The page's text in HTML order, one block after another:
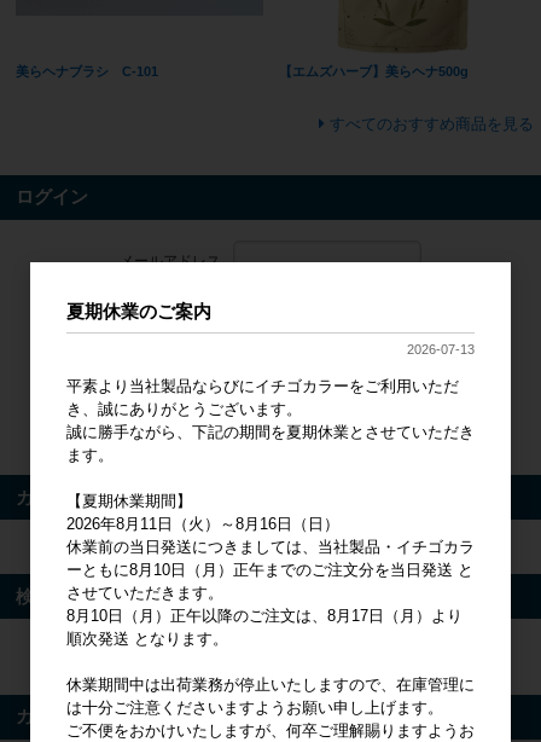
美らヘナブラシ C-101 【エムズハーブ】美らヘナ500g
すべてのおすすめ商品を見る
ログイン
メールアドレス
パスワード
パスワードをお忘れの方
新規会員登録
カート
カートは空です
検索
カテゴリ
夏期休業のご案内
2026-07-13
平素より当社製品ならびにイチゴカラーをご利用いただ
き、誠にありがとうございます。
誠に勝手ながら、下記の期間を夏期休業とさせていただき
ます。
【夏期休業期間】
2026年8月11日（火）～8月16日（日）
休業前の当日発送につきましては、当社製品・イチゴカラ
ーともに8月10日（月）正午までのご注文分を当日発送 と
させていただきます。
8月10日（月）正午以降のご注文は、8月17日（月）より
順次発送 となります。
休業期間中は出荷業務が停止いたしますので、在庫管理に
は十分ご注意くださいますようお願い申し上げます。
ご不便をおかけいたしますが、何卒ご理解賜りますようお